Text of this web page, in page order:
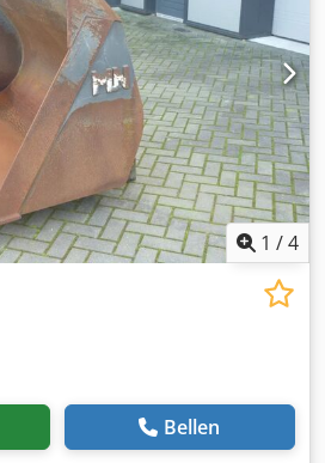
1 /4
Bellen